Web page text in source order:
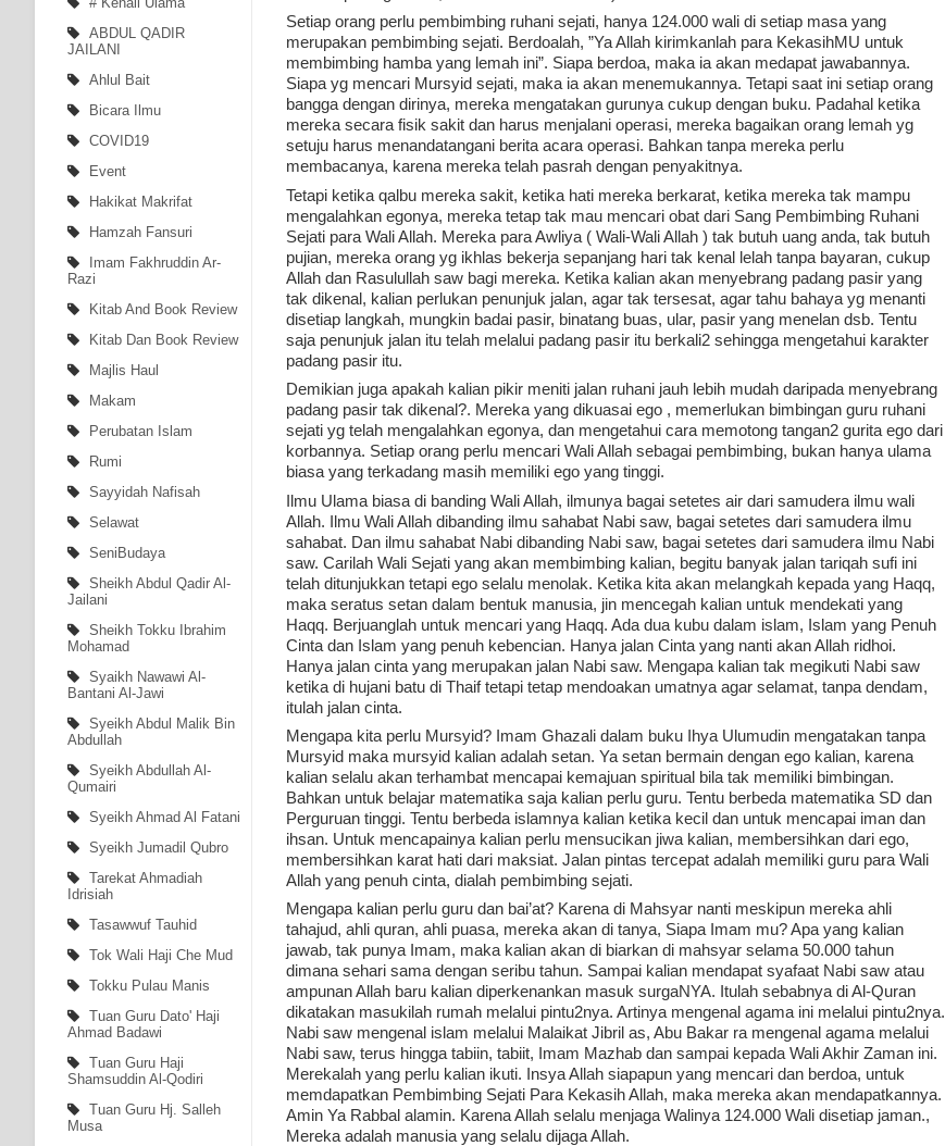
ABDUL QADIR
JAILANI
Ahlul Bait
Bicara Ilmu
COVID19
Event
Hakikat Makrifat
Hamzah Fansuri
Imam Fakhruddin Ar-
Razi
Kitab And Book Review
Kitab Dan Book Review
Majlis Haul
Makam
Perubatan Islam
Rumi
Sayyidah Nafisah
Selawat
SeniBudaya
Sheikh Abdul Qadir Al-
Jailani
Sheikh Tokku Ibrahim
Mohamad
Syaikh Nawawi Al-
Bantani Al-Jawi
Syeikh Abdul Malik Bin
Abdullah
Syeikh Abdullah Al-
Qumairi
Syeikh Ahmad Al Fatani
Syeikh Jumadil Qubro
Tarekat Ahmadiah
Idrisiah
Tasawwuf Tauhid
Tok Wali Haji Che Mud
Tokku Pulau Manis
Tuan Guru Dato' Haji
Ahmad Badawi
Tuan Guru Haji
Shamsuddin Al-Qodiri
Tuan Guru Hj. Salleh
Musa
Setiap orang perlu pembimbing ruhani sejati, hanya 124.000 wali di setiap masa yang
merupakan pembimbing sejati. Berdoalah, ”Ya Allah kirimkanlah para KekasihMU untuk
membimbing hamba yang lemah ini”. Siapa berdoa, maka ia akan medapat jawabannya.
Siapa yg mencari Mursyid sejati, maka ia akan menemukannya. Tetapi saat ini setiap orang
bangga dengan dirinya, mereka mengatakan gurunya cukup dengan buku. Padahal ketika
mereka secara fisik sakit dan harus menjalani operasi, mereka bagaikan orang lemah yg
setuju harus menandatangani berita acara operasi. Bahkan tanpa mereka perlu
membacanya, karena mereka telah pasrah dengan penyakitnya.
Tetapi ketika qalbu mereka sakit, ketika hati mereka berkarat, ketika mereka tak mampu
mengalahkan egonya, mereka tetap tak mau mencari obat dari Sang Pembimbing Ruhani
Sejati para Wali Allah. Mereka para Awliya ( Wali-Wali Allah ) tak butuh uang anda, tak butuh
pujian, mereka orang yg ikhlas bekerja sepanjang hari tak kenal lelah tanpa bayaran, cukup
Allah dan Rasulullah saw bagi mereka. Ketika kalian akan menyebrang padang pasir yang
tak dikenal, kalian perlukan penunjuk jalan, agar tak tersesat, agar tahu bahaya yg menanti
disetiap langkah, mungkin badai pasir, binatang buas, ular, pasir yang menelan dsb. Tentu
saja penunjuk jalan itu telah melalui padang pasir itu berkali2 sehingga mengetahui karakter
padang pasir itu.
Demikian juga apakah kalian pikir meniti jalan ruhani jauh lebih mudah daripada menyebrang
padang pasir tak dikenal?. Mereka yang dikuasai ego , memerlukan bimbingan guru ruhani
sejati yg telah mengalahkan egonya, dan mengetahui cara memotong tangan2 gurita ego dari
korbannya. Setiap orang perlu mencari Wali Allah sebagai pembimbing, bukan hanya ulama
biasa yang terkadang masih memiliki ego yang tinggi.
Ilmu Ulama biasa di banding Wali Allah, ilmunya bagai setetes air dari samudera ilmu wali
Allah. Ilmu Wali Allah dibanding ilmu sahabat Nabi saw, bagai setetes dari samudera ilmu
sahabat. Dan ilmu sahabat Nabi dibanding Nabi saw, bagai setetes dari samudera ilmu Nabi
saw. Carilah Wali Sejati yang akan membimbing kalian, begitu banyak jalan tariqah sufi ini
telah ditunjukkan tetapi ego selalu menolak. Ketika kita akan melangkah kepada yang Haqq,
maka seratus setan dalam bentuk manusia, jin mencegah kalian untuk mendekati yang
Haqq. Berjuanglah untuk mencari yang Haqq. Ada dua kubu dalam islam, Islam yang Penuh
Cinta dan Islam yang penuh kebencian. Hanya jalan Cinta yang nanti akan Allah ridhoi.
Hanya jalan cinta yang merupakan jalan Nabi saw. Mengapa kalian tak megikuti Nabi saw
ketika di hujani batu di Thaif tetapi tetap mendoakan umatnya agar selamat, tanpa dendam,
itulah jalan cinta.
Mengapa kita perlu Mursyid? Imam Ghazali dalam buku Ihya Ulumudin mengatakan tanpa
Mursyid maka mursyid kalian adalah setan. Ya setan bermain dengan ego kalian, karena
kalian selalu akan terhambat mencapai kemajuan spiritual bila tak memiliki bimbingan.
Bahkan untuk belajar matematika saja kalian perlu guru. Tentu berbeda matematika SD dan
Perguruan tinggi. Tentu berbeda islamnya kalian ketika kecil dan untuk mencapai iman dan
ihsan. Untuk mencapainya kalian perlu mensucikan jiwa kalian, membersihkan dari ego,
membersihkan karat hati dari maksiat. Jalan pintas tercepat adalah memiliki guru para Wali
Allah yang penuh cinta, dialah pembimbing sejati.
Mengapa kalian perlu guru dan bai’at? Karena di Mahsyar nanti meskipun mereka ahli
tahajud, ahli quran, ahli puasa, mereka akan di tanya, Siapa Imam mu? Apa yang kalian
jawab, tak punya Imam, maka kalian akan di biarkan di mahsyar selama 50.000 tahun
dimana sehari sama dengan seribu tahun. Sampai kalian mendapat syafaat Nabi saw atau
ampunan Allah baru kalian diperkenankan masuk surgaNYA. Itulah sebabnya di Al-Quran
dikatakan masukilah rumah melalui pintu2nya. Artinya mengenal agama ini melalui pintu2nya.
Nabi saw mengenal islam melalui Malaikat Jibril as, Abu Bakar ra mengenal agama melalui
Nabi saw, terus hingga tabiin, tabiit, Imam Mazhab dan sampai kepada Wali Akhir Zaman ini.
Merekalah yang perlu kalian ikuti. Insya Allah siapapun yang mencari dan berdoa, untuk
memdapatkan Pembimbing Sejati Para Kekasih Allah, maka mereka akan mendapatkannya.
Amin Ya Rabbal alamin. Karena Allah selalu menjaga Walinya 124.000 Wali disetiap jaman.,
Mereka adalah manusia yang selalu dijaga Allah.